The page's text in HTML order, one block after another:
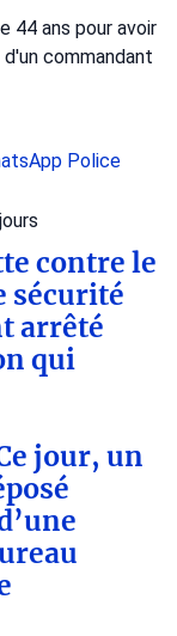
44 ans pour avoir
commandant
Police
contre le
sécurité
arrêté
qui
jour, un